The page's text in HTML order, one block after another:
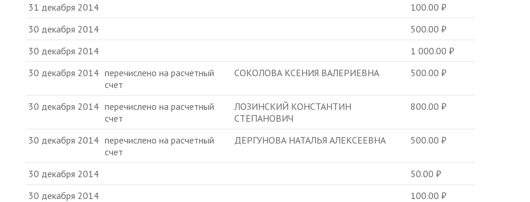
31 декабря 2014
100.00₽
30 декабря 2014
500.00₽
30 декабря 2014
1 000.00₽
30 декабря 2014 перечислено на расчетный
счет
СОКОЛОВА КСЕНИЯ ВАЛЕРИЕВНА 500.00₽
30 декабря 2014 перечислено на расчетный
счет
ЛОЗИНСКИЙ КОНСТАНТИН
СТЕПАНОВИЧ
800.00₽
30 декабря 2014 перечислено на расчетный
счет
ДЕРГУНОВА НАТАЛЬЯ АЛЕКСЕЕВНА 500.00₽
30 декабря 2014 50.00₽
30 декабря 2014
100.00₽